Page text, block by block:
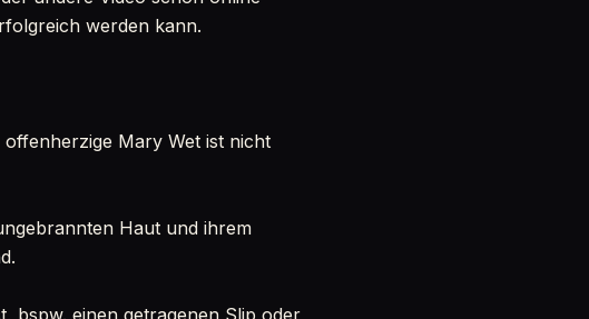
werden kann.
offenherzige Mary Wet ist nicht
Haut und ihrem
bspw. einen getragenen Slip oder